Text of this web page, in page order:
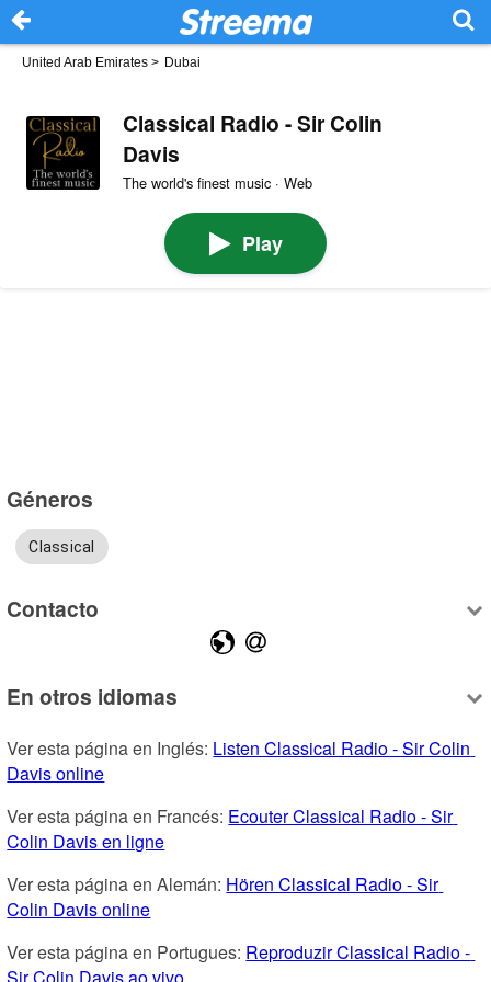
United Arab Emirates > Dubai
Classical Radio - Sir Colin
Davis
The world's finest music · Web
Play
Géneros
Classical
Contacto
En otros idiomas
Ver esta página en Inglés: Listen Classical Radio - Sir Colin
Davis online
Ver esta página en Francés: Ecouter Classical Radio - Sir
Colin Davis en ligne
Ver esta página en Alemán: Hören Classical Radio - Sir
Colin Davis online
Ver esta página en Portugues: Reproduzir Classical Radio -
Sir Colin Davis ao vivo